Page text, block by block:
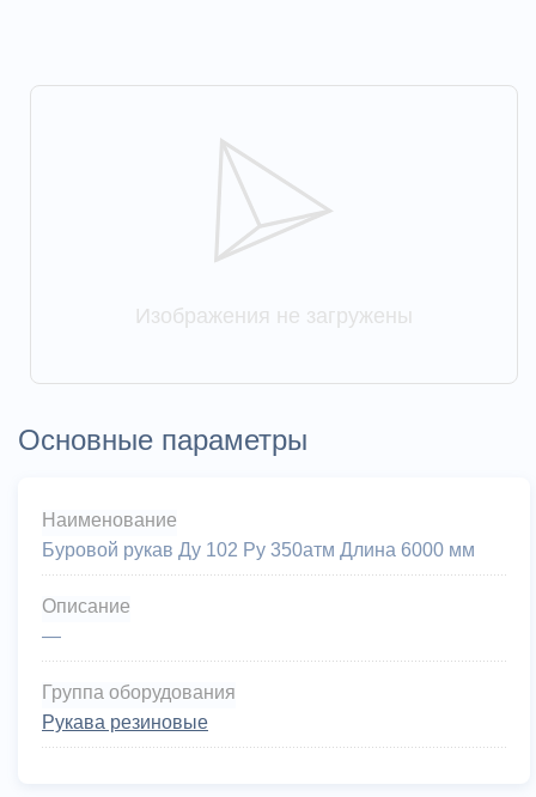
Изображения не загружены
Основные параметры
Наименование
Буровой рукав Ду 102 Ру 350атм Длина 6000 мм
Описание
—
Группа оборудования
Рукава резиновые